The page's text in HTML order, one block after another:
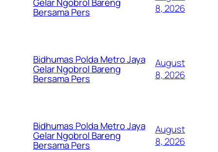
Bersama Pers
8, 2026
Bidhumas Polda Metro Jaya
Gelar Ngobrol Bareng
Bersama Pers
August
8, 2026
Bidhumas Polda Metro Jaya
Gelar Ngobrol Bareng
Bersama Pers
August
8, 2026